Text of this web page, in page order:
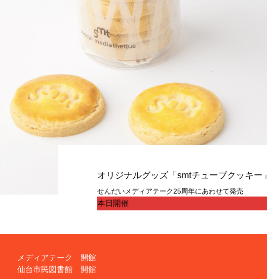
オリジナルグッズ「smtチューブクッキー」
せんだいメディアテーク25周年にあわせて発売
本日開催
メディアテーク
開館
仙台市民図書館
開館